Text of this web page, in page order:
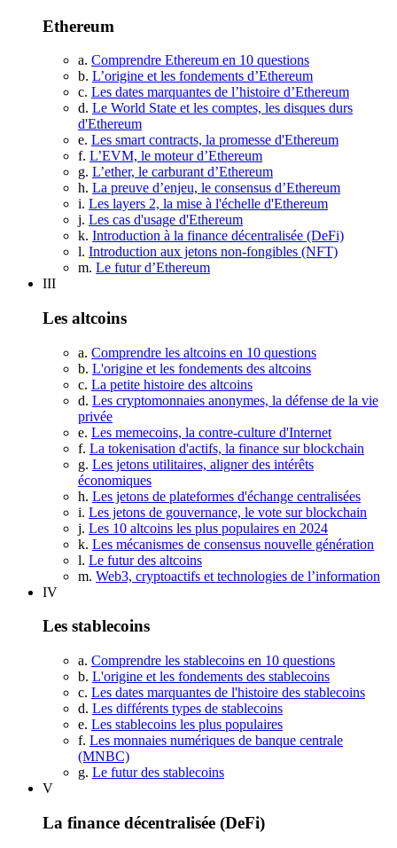
Ethereum
a. Comprendre Ethereum en 10 questions
b. L’origine et les fondements d’Ethereum
c. Les dates marquantes de l’histoire d’Ethereum
d. Le World State et les comptes, les disques durs
d'Ethereum
e. Les smart contracts, la promesse d'Ethereum
f. L’EVM, le moteur d’Ethereum
g. L’ether, le carburant d’Ethereum
h. La preuve d’enjeu, le consensus d’Ethereum
i. Les layers 2, la mise à l'échelle d'Ethereum
j. Les cas d'usage d'Ethereum
k. Introduction à la finance décentralisée (DeFi)
l. Introduction aux jetons non-fongibles (NFT)
m. Le futur d’Ethereum
III
Les altcoins
a. Comprendre les altcoins en 10 questions
b. L'origine et les fondements des altcoins
c. La petite histoire des altcoins
d. Les cryptomonnaies anonymes, la défense de la vie
privée
e. Les memecoins, la contre-culture d'Internet
f. La tokenisation d'actifs, la finance sur blockchain
g. Les jetons utilitaires, aligner des intérêts
économiques
h. Les jetons de plateformes d'échange centralisées
i. Les jetons de gouvernance, le vote sur blockchain
j. Les 10 altcoins les plus populaires en 2024
k. Les mécanismes de consensus nouvelle génération
l. Le futur des altcoins
m. Web3, cryptoactifs et technologies de l’information
IV
Les stablecoins
a. Comprendre les stablecoins en 10 questions
b. L'origine et les fondements des stablecoins
c. Les dates marquantes de l'histoire des stablecoins
d. Les différents types de stablecoins
e. Les stablecoins les plus populaires
f. Les monnaies numériques de banque centrale
(MNBC)
g. Le futur des stablecoins
V
La finance décentralisée (DeFi)